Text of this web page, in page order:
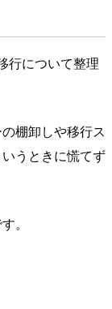
行について整理
棚卸しや移行ス
うときに慌てず
。